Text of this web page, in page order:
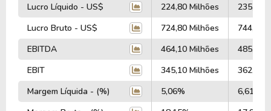
Lucro Líquido - US$
224,80 Milhões
235,40
Lucro Bruto - US$
724,80 Milhões
744,10
EBITDA
464,10 Milhões
485,00
EBIT
345,10 Milhões
362,60
Margem Líquida - (%)
5,06%
6,61%